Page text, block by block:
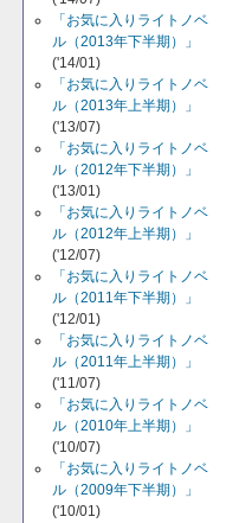
「お気に入りライトノベ
ル（2013年下半期）」
('14/01)
「お気に入りライトノベ
ル（2013年上半期）」
('13/07)
「お気に入りライトノベ
ル（2012年下半期）」
('13/01)
「お気に入りライトノベ
ル（2012年上半期）」
('12/07)
「お気に入りライトノベ
ル（2011年下半期）」
('12/01)
「お気に入りライトノベ
ル（2011年上半期）」
('11/07)
「お気に入りライトノベ
ル（2010年上半期）」
('10/07)
「お気に入りライトノベ
ル（2009年下半期）」
('10/01)